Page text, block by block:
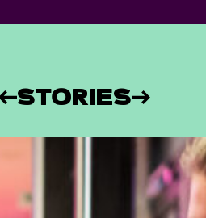
STORIES